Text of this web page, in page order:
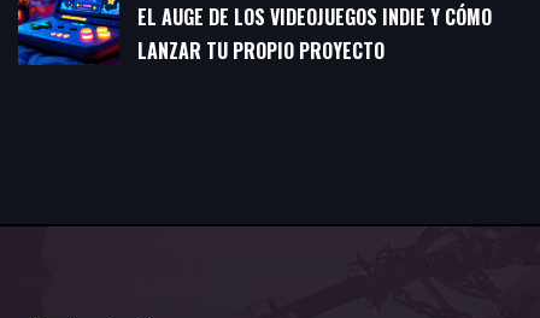
EL AUGE DE LOS VIDEOJUEGOS INDIE Y CÓMO
LANZAR TU PROPIO PROYECTO